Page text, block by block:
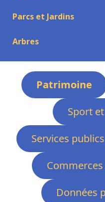
Parcs et Jardins
Arbres
Patrimoine
Sport
Services publics
Données